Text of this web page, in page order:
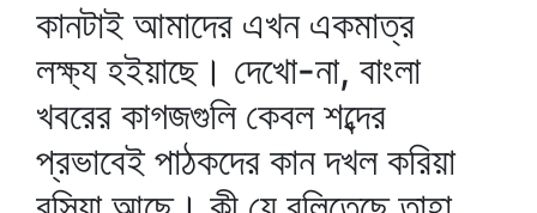
কানটাই আমাদের এখন একমাত্র
লক্ষ্য হইয়াছে। দেখো-না, বাংলা
খবরের কাগজগুলি কেবল শব্দের
প্রভাবেই পাঠকদের কান দখল করিয়া